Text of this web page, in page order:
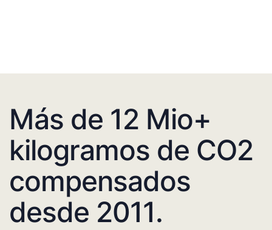
Más de 12 Mio+
kilogramos de CO2
compensados
desde 2011.